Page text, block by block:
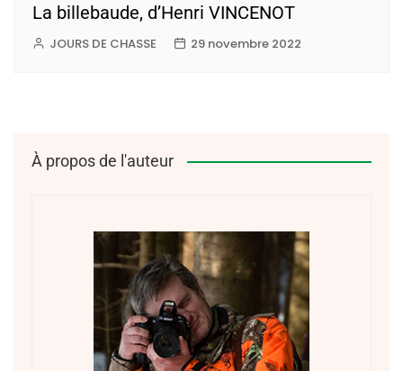
La billebaude, d’Henri VINCENOT
JOURS DE CHASSE 29 novembre 2022
À propos de l'auteur